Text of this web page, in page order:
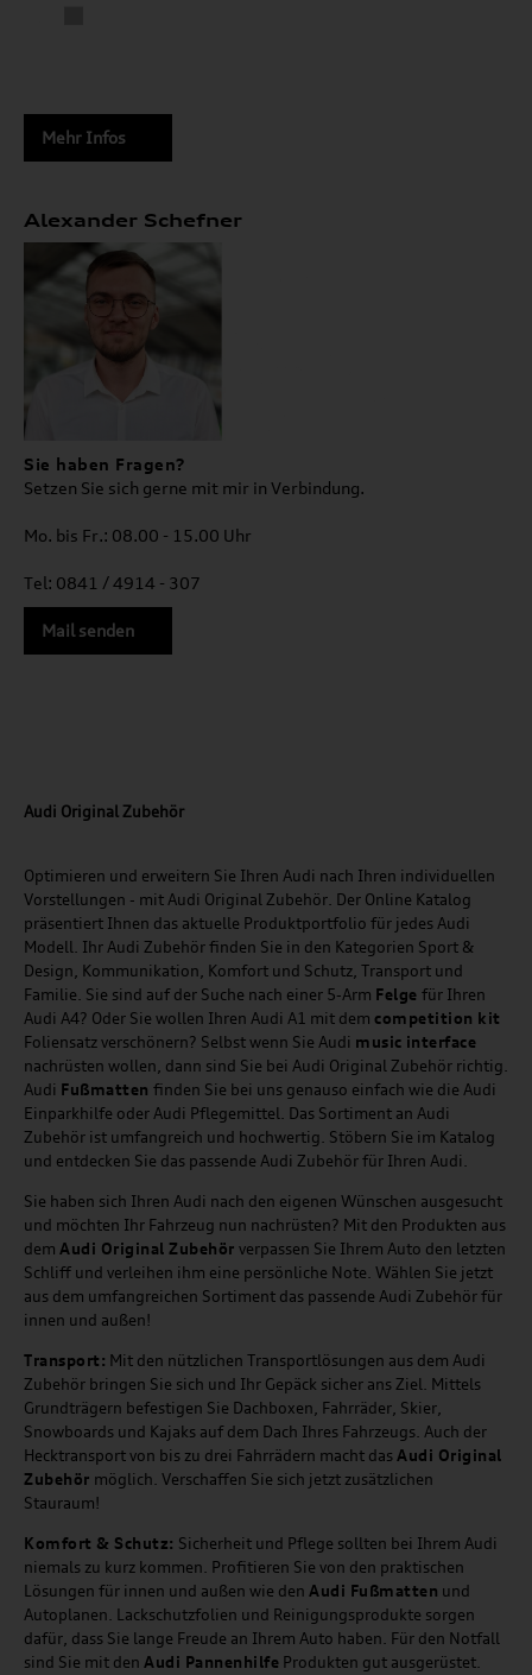
Mehr Infos
Alexander Schefner
Sie haben Fragen?
Setzen Sie sich gerne mit mir in Verbindung.
Mo. bis Fr.: 08.00 - 15.00 Uhr
Tel: 0841 / 4914 - 307
Mail senden
Audi Original Zubehör
Optimieren und erweitern Sie Ihren Audi nach Ihren individuellen
Vorstellungen - mit Audi Original Zubehör. Der Online Katalog
präsentiert Ihnen das aktuelle Produktportfolio für jedes Audi
Modell. Ihr Audi Zubehör finden Sie in den Kategorien Sport &
Design, Kommunikation, Komfort und Schutz, Transport und
Familie. Sie sind auf der Suche nach einer 5-Arm Felge für Ihren
Audi A4? Oder Sie wollen Ihren Audi A1 mit dem competition kit
Foliensatz verschönern? Selbst wenn Sie Audi music interface
nachrüsten wollen, dann sind Sie bei Audi Original Zubehör richtig.
Audi Fußmatten finden Sie bei uns genauso einfach wie die Audi
Einparkhilfe oder Audi Pflegemittel. Das Sortiment an Audi
Zubehör ist umfangreich und hochwertig. Stöbern Sie im Katalog
und entdecken Sie das passende Audi Zubehör für Ihren Audi.
Sie haben sich Ihren Audi nach den eigenen Wünschen ausgesucht
und möchten Ihr Fahrzeug nun nachrüsten? Mit den Produkten aus
dem Audi Original Zubehör verpassen Sie Ihrem Auto den letzten
Schliff und verleihen ihm eine persönliche Note. Wählen Sie jetzt
aus dem umfangreichen Sortiment das passende Audi Zubehör für
innen und außen!
Transport: Mit den nützlichen Transportlösungen aus dem Audi
Zubehör bringen Sie sich und Ihr Gepäck sicher ans Ziel. Mittels
Grundträgern befestigen Sie Dachboxen, Fahrräder, Skier,
Snowboards und Kajaks auf dem Dach Ihres Fahrzeugs. Auch der
Hecktransport von bis zu drei Fahrrädern macht das Audi Original
Zubehör möglich. Verschaffen Sie sich jetzt zusätzlichen
Stauraum!
Komfort & Schutz: Sicherheit und Pflege sollten bei Ihrem Audi
niemals zu kurz kommen. Profitieren Sie von den praktischen
Lösungen für innen und außen wie den Audi Fußmatten und
Autoplanen. Lackschutzfolien und Reinigungsprodukte sorgen
dafür, dass Sie lange Freude an Ihrem Auto haben. Für den Notfall
sind Sie mit den Audi Pannenhilfe Produkten gut ausgerüstet.